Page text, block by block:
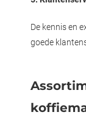
De kennis en
goede